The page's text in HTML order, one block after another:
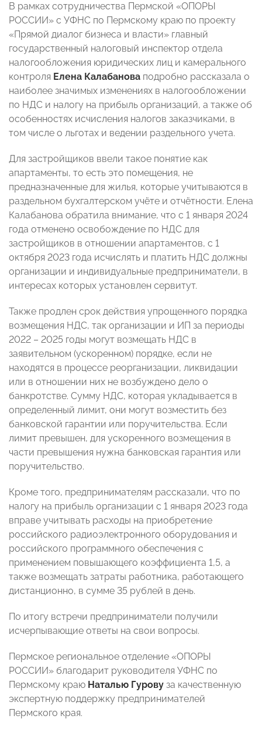
В рамках сотрудничества Пермской «ОПОРЫ
РОССИИ» с УФНС по Пермскому краю по проекту
«Прямой диалог бизнеса и власти» главный
государственный налоговый инспектор отдела
налогообложения юридических лиц и камерального
контроля Елена Калабанова подробно рассказала о
наиболее значимых изменениях в налогообложении
по НДС и налогу на прибыль организаций, а также об
особенностях исчисления налогов заказчиками, в
том числе о льготах и ведении раздельного учета.
Для застройщиков ввели такое понятие как
апартаменты, то есть это помещения, не
предназначенные для жилья, которые учитываются в
раздельном бухгалтерском учёте и отчётности. Елена
Калабанова обратила внимание, что с 1 января 2024
года отменено освобождение по НДС для
застройщиков в отношении апартаментов, с 1
октября 2023 года исчислять и платить НДС должны
организации и индивидуальные предприниматели, в
интересах которых установлен сервитут.
Также продлен срок действия упрощенного порядка
возмещения НДС, так организации и ИП за периоды
2022 – 2025 годы могут возмещать НДС в
заявительном (ускоренном) порядке, если не
находятся в процессе реорганизации, ликвидации
или в отношении них не возбуждено дело о
банкротстве. Сумму НДС, которая укладывается в
определенный лимит, они могут возместить без
банковской гарантии или поручительства. Если
лимит превышен, для ускоренного возмещения в
части превышения нужна банковская гарантия или
поручительство.
Кроме того, предпринимателям рассказали, что по
налогу на прибыль организации с 1 января 2023 года
вправе учитывать расходы на приобретение
российского радиоэлектронного оборудования и
российского программного обеспечения с
применением повышающего коэффициента 1,5, а
также возмещать затраты работника, работающего
дистанционно, в сумме 35 рублей в день.
По итогу встречи предприниматели получили
исчерпывающие ответы на свои вопросы.
Пермское региональное отделение «ОПОРЫ
РОССИИ» благодарит руководителя УФНС по
Пермскому краю Наталью Гурову за качественную
экспертную поддержку предпринимателей
Пермского края.